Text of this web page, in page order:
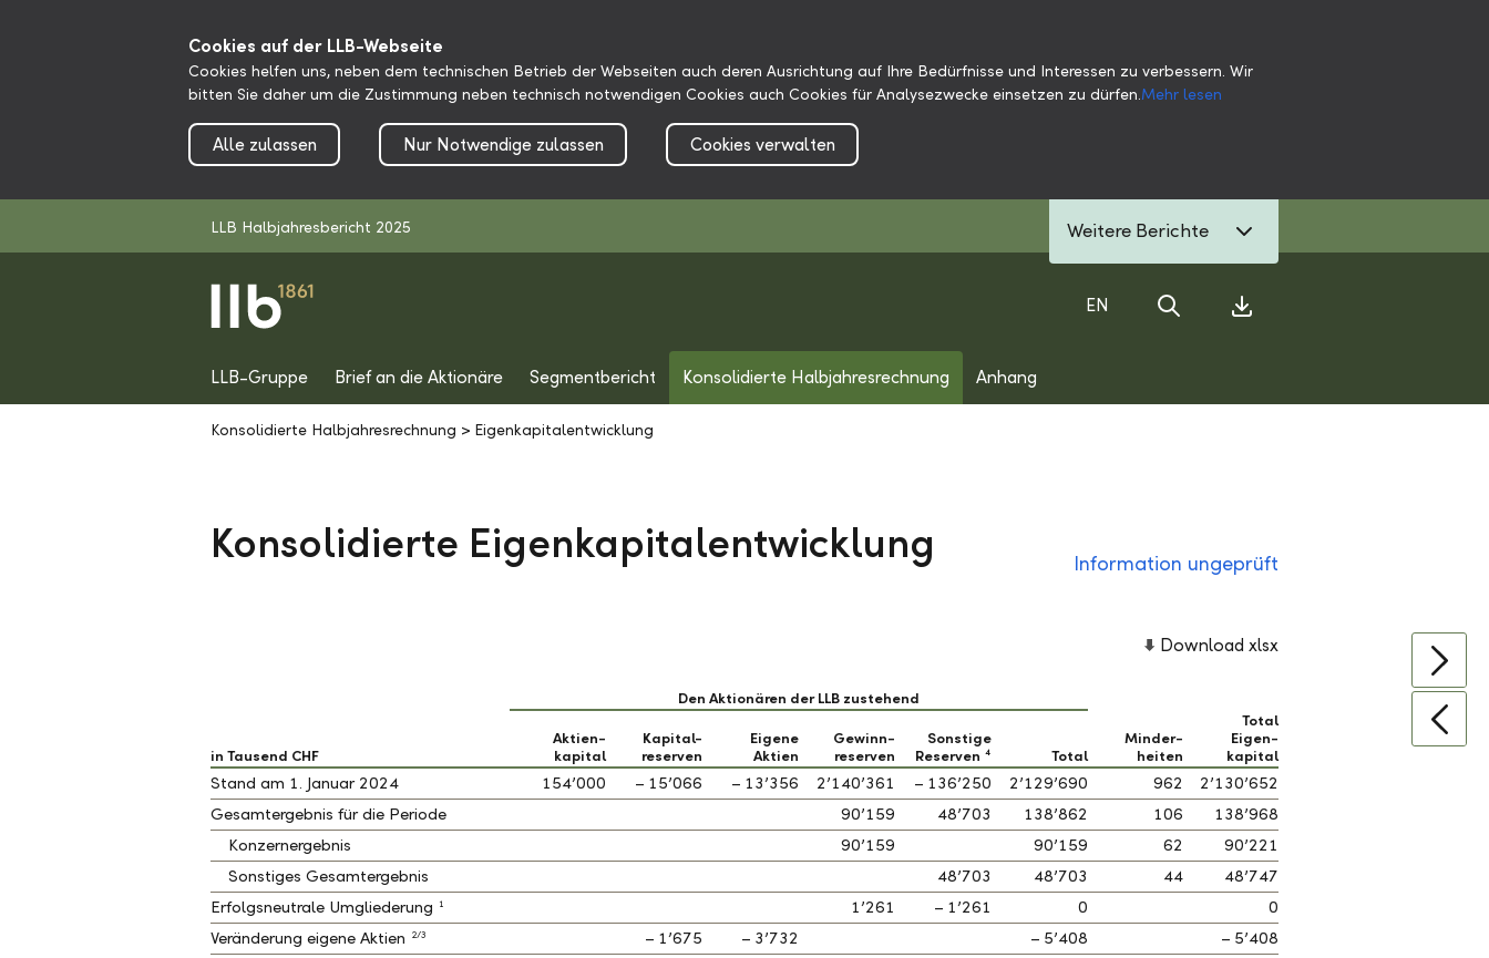
Cookies auf der LLB-Webseite
Cookies helfen uns, neben dem technischen Betrieb der Webseiten auch deren Ausrichtung auf Ihre Bedürfnisse und Interessen zu verbessern. Wir
bitten Sie daher um die Zustimmung neben technisch notwendigen Cookies auch Cookies für Analysezwecke einsetzen zu dürfen.Mehr lesen
Alle zulassen Nur Notwendige zulassen Cookies verwalten
LLB Halbjahresbericht 2025 Weitere Berichte
EN
LLB-Gruppe Brief an die Aktionäre Segmentbericht Konsolidierte Halbjahresrechnung Anhang
Konsolidierte Halbjahresrechnung > Eigenkapitalentwicklung
Information ungeprüft
Konsolidierte Eigenkapitalentwicklung
Download xlsx
Den Aktionären der LLB zustehend
in Tausend CHF
Aktien-
kapital
Kapital-
reserven
Eigene
Aktien
Gewinn-
reserven
Sonstige
Reserven 4 Total
Minder-
heiten
Total
Eigen-
kapital
Stand am 1. Januar 2024 154’000 – 15’066 – 13’356 2’140’361 – 136’250 2’129’690 962
2’130’652
Gesamtergebnis für die Periode
90’159 48’703 138’862 106
138’968
Konzernergebnis
90’159 90’159 62
90’221
Sonstiges Gesamtergebnis
48’703 48’703 44
48’747
Erfolgsneutrale Umgliederung 1 1’261 – 1’261 0
0
Veränderung eigene Aktien 2/3 – 1’675 – 3’732 – 5’408
– 5’408